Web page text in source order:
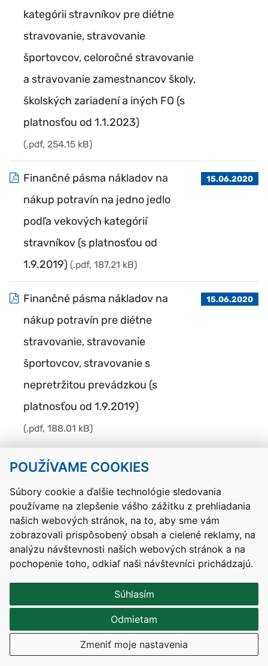
POUŽÍVAME COOKIES
Súbory cookie a ďalšie technológie sledovania
používame na zlepšenie vášho zážitku z prehliadania
našich webových stránok, na to, aby sme vám
zobrazovali prispôsobený obsah a cielené reklamy, na
analýzu návštevnosti našich webových stránok a na
pochopenie toho, odkiaľ naši návštevníci prichádzajú.
Súhlasím
Odmietam
Zmeniť moje nastavenia
kategórii stravníkov pre diétne
stravovanie, stravovanie
športovcov, celoročné stravovanie
a stravovanie zamestnancov školy,
školských zariadení a iných FO (s
platnosťou od 1.1.2023)
(.pdf, 254.15 kB)
Finančné pásma nákladov na
nákup potravín na jedno jedlo
podľa vekových kategórií
stravníkov (s platnosťou od
1.9.2019) (.pdf, 187.21 kB)
15.06.2020
Finančné pásma nákladov na
nákup potravín pre diétne
stravovanie, stravovanie
športovcov, stravovanie s
nepretržitou prevádzkou (s
platnosťou od 1.9.2019)
(.pdf, 188.01 kB)
15.06.2020
Kontakty Mapa stránky RSS
Vyhlásenie o prístupnosti
Nastavenia cookies
Prevádzkovateľom služby je Ministerstvo školstva, výskumu,
vývoja a mládeže Slovenskej republiky.